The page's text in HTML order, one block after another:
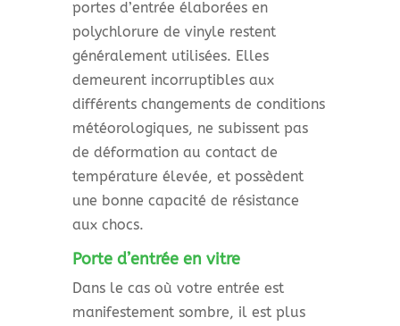
portes d’entrée élaborées en
polychlorure de vinyle restent
généralement utilisées. Elles
demeurent incorruptibles aux
différents changements de conditions
météorologiques, ne subissent pas
de déformation au contact de
température élevée, et possèdent
une bonne capacité de résistance
aux chocs.
Porte d’entrée en vitre
Dans le cas où votre entrée est
manifestement sombre, il est plus